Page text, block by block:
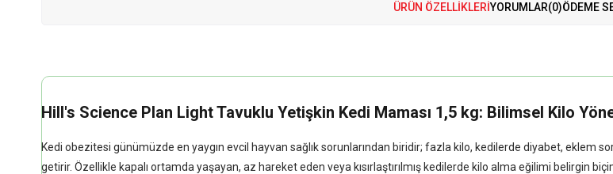
ÜRÜN ÖZELLIKLERIYORUMLAR(0)ÖDEME
Hill's Science Plan Light Tavuklu Yetişkin Kedi Maması 1,5 kg: Bilimsel Kilo
Kedi obezitesi günümüzde en yaygın evcil hayvan sağlık sorunlarından biridir; fazla kilo, kedilerde diyabet, eklem
getirir. Özellikle kapalı ortamda yaşayan, az hareket eden veya kısırlaştırılmış kedilerde kilo alma eğilimi belirgin